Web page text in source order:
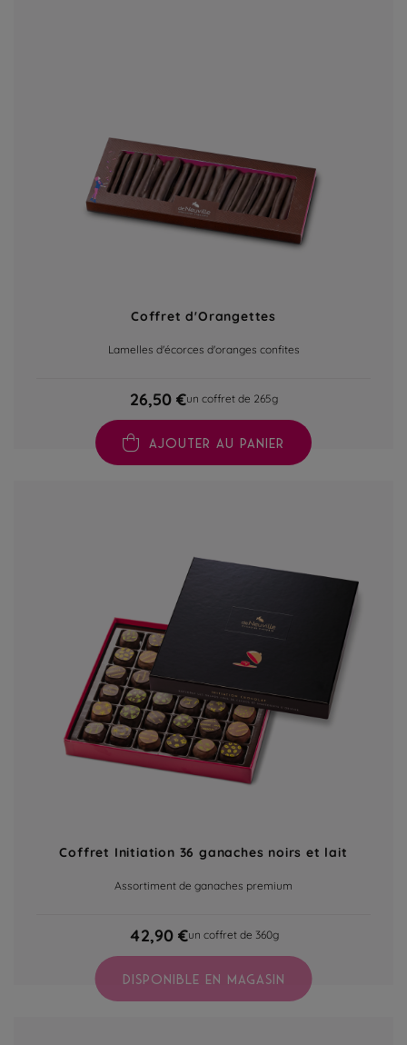
Coffret d'Orangettes
Lamelles d'écorces d'oranges confites
26,50 €un coffret de 265g
AJOUTER AU PANIER
Coffret Initiation 36 ganaches noirs et lait
Assortiment de ganaches premium
42,90 €un coffret de 360g
DISPONIBLE EN MAGASIN